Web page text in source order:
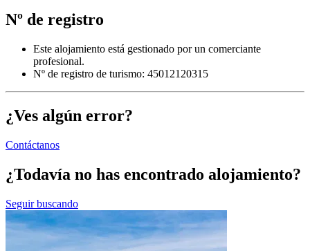
Nº de registro
Este alojamiento está gestionado por un comerciante
profesional.
Nº de registro de turismo: 45012120315
¿Ves algún error?
Contáctanos
¿Todavía no has encontrado alojamiento?
Seguir buscando